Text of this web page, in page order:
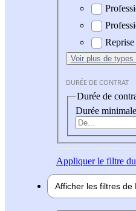
Voir plus de types
DURÉE DE CONTRAT
Durée de
Durée
Appliquerle filtre du
Afficher les filtres de